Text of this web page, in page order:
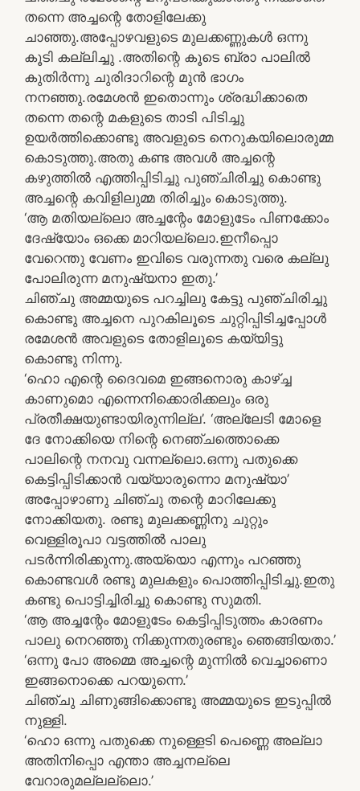
തന്നെ അച്ചന്റെ തോളിലേക്കു
ചാഞ്ഞു.അപ്പോഴവളുടെ മുലക്കണ്ണുകള്‍ ഒന്നു
കൂടി കല്ലിച്ചു .അതിന്റെ കൂടെ ബ്രാ പാലില്‍
കുതിര്‍ന്നു ചുരിദാറിന്റെ മുന്‍ ഭാഗം
നനഞ്ഞു.രമേശന്‍ ഇതൊന്നും ശ്രദ്ധിക്കാതെ
തന്നെ തന്റെ മകളുടെ താടി പിടിച്ചു
ഉയര്‍ത്തിക്കൊണ്ടു അവളുടെ നെറുകയിലൊരുമ്മ
കൊടുത്തു.അതു കണ്ട അവള്‍ അച്ചന്റെ
കഴുത്തില്‍ എത്തിപ്പിടിച്ചു പുഞ്ചിരിച്ചു കൊണ്ടു
അച്ചന്റെ കവിളിലുമ്മ തിരിച്ചും കൊടുത്തു.
‘ആ മതിയല്ലൊ അച്ചന്റേം മോളുടേം പിണക്കോം
ദേഷ്യോം ഒക്കെ മാറിയല്ലൊ.ഇനീപ്പൊ
വേറെന്തു വേണം ഇവിടെ വരുന്നതു വരെ കല്ലു
പോലിരുന്ന മനുഷ്യനാ ഇതു.’
ചിഞ്ചു അമ്മയുടെ പറച്ചിലു കേട്ടു പുഞ്ചിരിച്ചു
കൊണ്ടു അച്ചനെ പുറകിലൂടെ ചുറ്റിപ്പിടിച്ചപ്പോള്‍
രമേശന്‍ അവളുടെ തോളിലൂടെ കയ്യിട്ടു
കൊണ്ടു നിന്നു.
‘ഹൊ എന്റെ ദൈവമെ ഇങ്ങനൊരു കാഴ്ച്ച
കാണുമൊ എന്നെനിക്കൊരിക്കലും ഒരു
പ്രതീക്ഷയുണ്ടായിരുന്നില്ല’. ‘അല്ലേടി മോളെ
ദേ നോക്കിയെ നിന്റെ നെഞ്ചത്തൊക്കെ
പാലിന്റെ നനവു വന്നല്ലൊ.ഒന്നു പതുക്കെ
കെട്ടിപ്പിടിക്കാന്‍ വയ്യാരുന്നൊ മനുഷ്യാ’
അപ്പോഴാണു ചിഞ്ചു തന്റെ മാറിലേക്കു
നോക്കിയതു. രണ്ടു മുലക്കണ്ണിനു ചുറ്റും
വെള്ളിരൂപാ വട്ടത്തില്‍ പാലു
പടര്‍ന്നിരിക്കുന്നു.അയ്യൊ എന്നും പറഞ്ഞു
കൊണ്ടവള്‍ രണ്ടു മുലകളും പൊത്തിപ്പിടിച്ചു.ഇതു
കണ്ടു പൊട്ടിച്ചിരിച്ചു കൊണ്ടു സുമതി.
‘ആ അച്ചന്റേം മോളുടേം കെട്ടിപ്പിടുത്തം കാരണം
പാലു നെറഞ്ഞു നിക്കുന്നതുരണ്ടും ഞെങ്ങിയതാ.’
‘ഒന്നു പോ അമ്മെ അച്ചന്റെ മുന്നില്‍ വെച്ചാണൊ
ഇങ്ങനൊക്കെ പറയുന്നെ.’
ചിഞ്ചു ചിണുങ്ങിക്കൊണ്ടു അമ്മയുടെ ഇടുപ്പില്‍
നുള്ളി.
‘ഹൊ ഒന്നു പതുക്കെ നുള്ളെടി പെണ്ണെ അല്ലാ
അതിനിപ്പൊ എന്താ അച്ചനല്ലെ
വേറാരുമല്ലല്ലൊ.’